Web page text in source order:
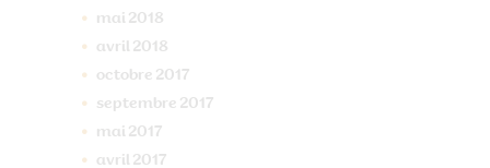
mai 2018
avril 2018
octobre 2017
septembre 2017
mai 2017
avril 2017